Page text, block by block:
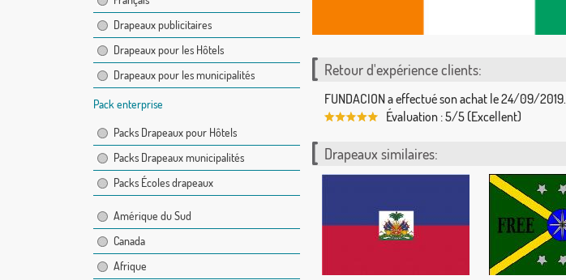
Drapeaux publicitaires
Drapeaux pour les Hôtels
Drapeaux pour les municipalités
Pack enterprise
Packs Drapeaux pour Hôtels
Packs Drapeaux municipalités
Packs Écoles drapeaux
Amérique du Sud
Canada
Afrique
Retour d'expérience clients:
FUNDACION a effectué son achat le 24/09/2019.
Évaluation : 5/5 (Excellent)
Drapeaux similaires: